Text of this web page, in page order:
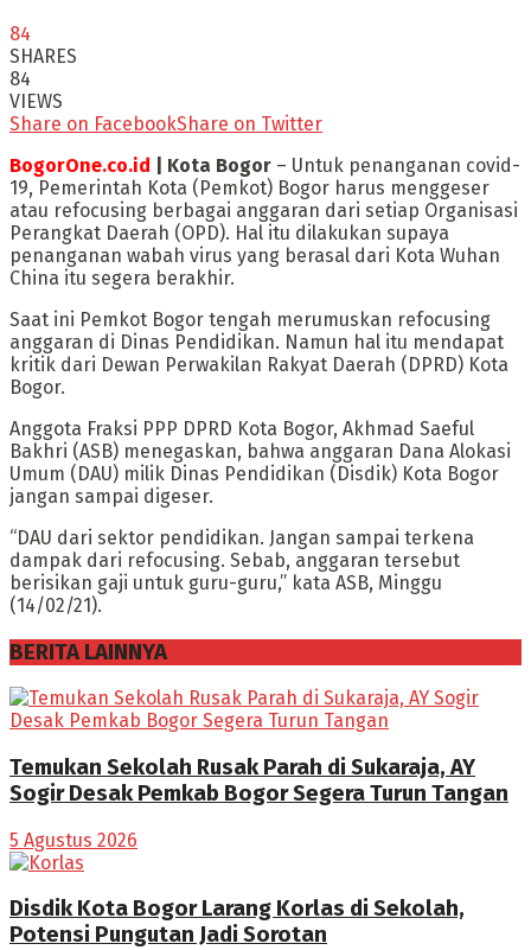
84
SHARES
84
VIEWS
Share on FacebookShare on Twitter
BogorOne.co.id | Kota Bogor – Untuk penanganan covid-
19, Pemerintah Kota (Pemkot) Bogor harus menggeser
atau refocusing berbagai anggaran dari setiap Organisasi
Perangkat Daerah (OPD). Hal itu dilakukan supaya
penanganan wabah virus yang berasal dari Kota Wuhan
China itu segera berakhir.
Saat ini Pemkot Bogor tengah merumuskan refocusing
anggaran di Dinas Pendidikan. Namun hal itu mendapat
kritik dari Dewan Perwakilan Rakyat Daerah (DPRD) Kota
Bogor.
Anggota Fraksi PPP DPRD Kota Bogor, Akhmad Saeful
Bakhri (ASB) menegaskan, bahwa anggaran Dana Alokasi
Umum (DAU) milik Dinas Pendidikan (Disdik) Kota Bogor
jangan sampai digeser.
“DAU dari sektor pendidikan. Jangan sampai terkena
dampak dari refocusing. Sebab, anggaran tersebut
berisikan gaji untuk guru-guru,” kata ASB, Minggu
(14/02/21).
BERITA LAINNYA
Temukan Sekolah Rusak Parah di Sukaraja, AY
Sogir Desak Pemkab Bogor Segera Turun Tangan
5 Agustus 2026
Disdik Kota Bogor Larang Korlas di Sekolah,
Potensi Pungutan Jadi Sorotan